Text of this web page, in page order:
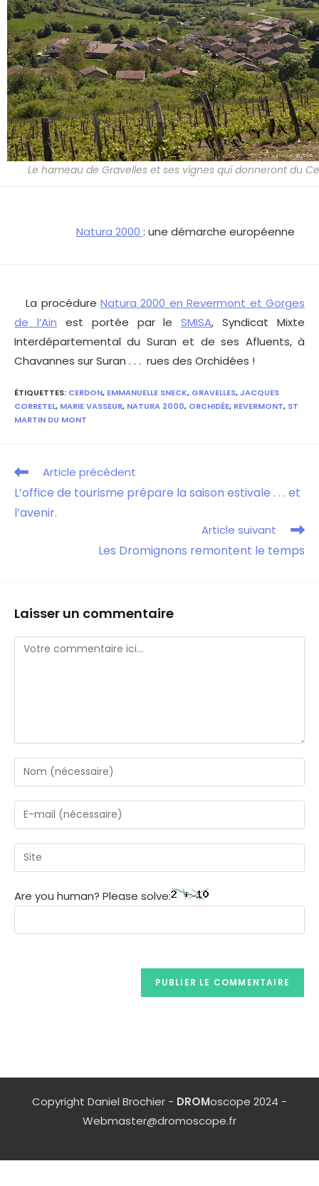
Le hameau de Gravelles et ses vignes qui donneront du
Natura 2000 : une démarche européenne
La procédure Natura 2000 en Revermont et Gorges
de l’Ain est portée par leSMISA, Syndicat Mixte
Interdépartemental du Suran et de ses Afluents, à
Chavannes sur Suran . . . rues des Orchidées !
ÉTIQUETTES: CERDON, EMMANUELLE SNECK, GRAVELLES,JACQUES
CORRETEL, MARIE VASSEUR, NATURA 2000, ORCHIDÉE, REVERMONT, ST
MARTIN DU MONT
Article précédent
L’office de tourisme prépare la saison estivale . . . et
l’avenir.
Article suivant
Les Dromignons remontent le temps
Laisser un commentaire
Are you human? Please solve:
Copyright Daniel Brochier - DROMoscope 2024 -
Webmaster@dromoscope.fr